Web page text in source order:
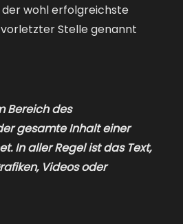
der wohl erfolgreichste
Stelle genannt
Bereich des
gesamte Inhalt einer
In aller Regel ist das Text,
Videos oder